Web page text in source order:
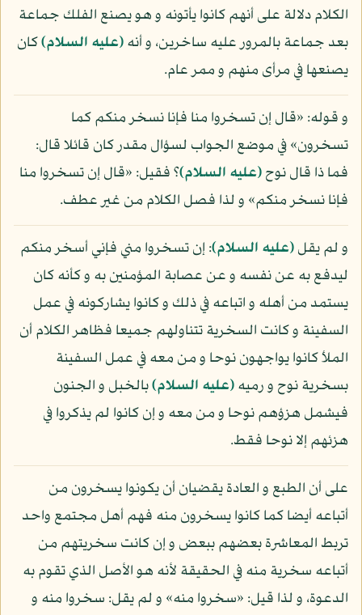
الكلام دلالة على أنهم كانوا يأتونه و هو يصنع الفلك جماعة
بعد جماعة بالمرور عليه ساخرين، و أنه(عليه السلام)كان
يصنعها في مرأى منهم و ممر عام.
و قوله: «قال إن تسخروا منا فإنا نسخر منكم كما
تسخرون» في موضع الجواب لسؤال مقدر كان قائلا قال:
فما ذا قال نوح(عليه السلام)؟ فقيل: «قال إن تسخروا منا
فإنا نسخر منكم» و لذا فصل الكلام من غير عطف.
و لم يقل(عليه السلام): إن تسخروا مني فإني أسخر منكم
ليدفع به عن نفسه و عن عصابة المؤمنين به و كأنه كان
يستمد من أهله و اتباعه في ذلك و كانوا يشاركونه في عمل
السفينة و كانت السخرية تتناولهم جميعا فظاهر الكلام أن
الملأ كانوا يواجهون نوحا و من معه في عمل السفينة
بسخرية نوح و رميه(عليه السلام)بالخبل و الجنون
فيشمل هزؤهم نوحا و من معه و إن كانوا لم يذكروا في
هزئهم إلا نوحا فقط.
على أن الطبع و العادة يقضيان أن يكونوا يسخرون من
أتباعه أيضا كما كانوا يسخرون منه فهم أهل مجتمع واحد
تربط المعاشرة بعضهم ببعض و إن كانت سخريتهم من
أتباعه سخرية منه في الحقيقة لأنه هو الأصل الذي تقوم به
الدعوة، و لذا قيل: «سخروا منه» و لم يقل: سخروا منه و